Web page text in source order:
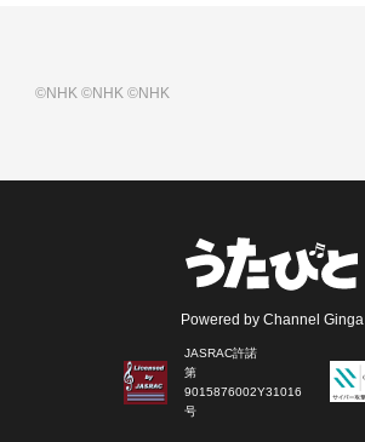
©NHK©NHK©NHK
Powered by Channel Ginga
JASRAC許諾
第
9015876002Y31016
号